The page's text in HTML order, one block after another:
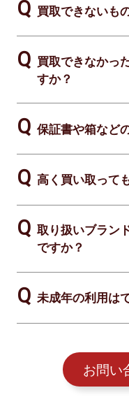
買取できないも
買取できなかっ
すか？
保証書や箱など
高く買い取って
取り扱いブラン
ですか？
未成年の利用は
お問い